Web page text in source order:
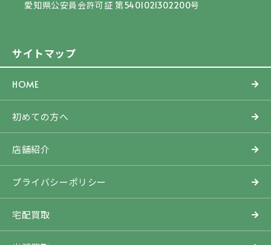
サイトマップ
HOME
初めての方へ
店舗紹介
プライバシーポリシー
宅配買取
愛知県公安員会許可証 第5401021302200号